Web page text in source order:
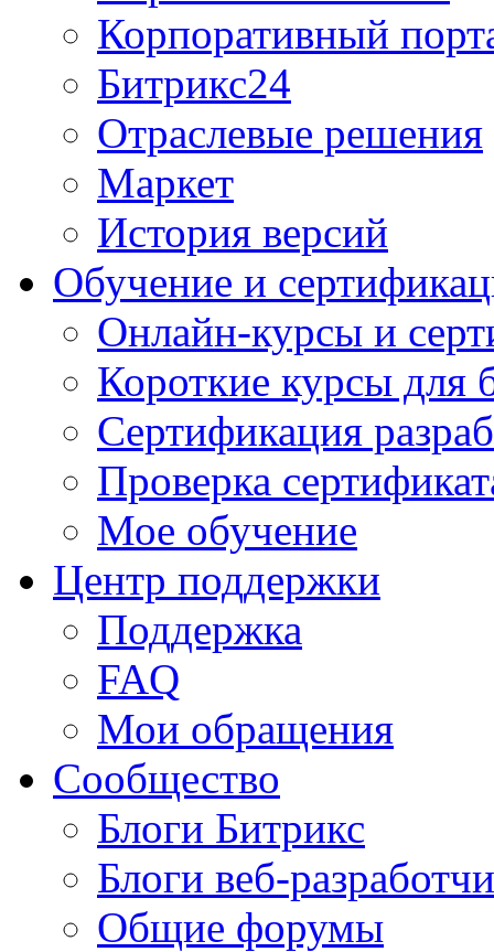
Корпоративный
Битрикс24
Отраслевые решения
Маркет
История версий
Обучение и
Онлайн-курсы и
Короткие курсы для
Сертификация
Проверка
Мое обучение
Центр поддержки
Поддержка
FAQ
Мои обращения
Сообщество
Блоги Битрикс
Блоги веб-
Общие форумы